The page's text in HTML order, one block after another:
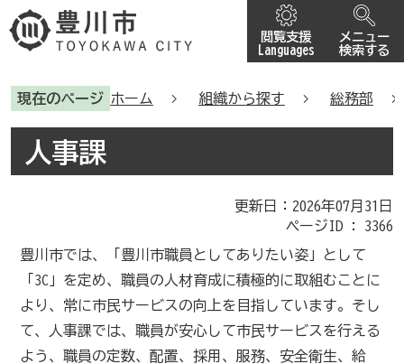
閲覧支援
Languages
メニュー
検索する
現在のページ ホーム 組織から探す 総務部
人事課
更新日：2026年07月31日
ページID : 3366
豊川市では、「豊川市職員としてありたい姿」として
「3C」を定め、職員の人材育成に積極的に取組むことに
より、常に市民サービスの向上を目指しています。そし
て、人事課では、職員が安心して市民サービスを行える
よう、職員の定数、配置、採用、服務、安全衛生、給